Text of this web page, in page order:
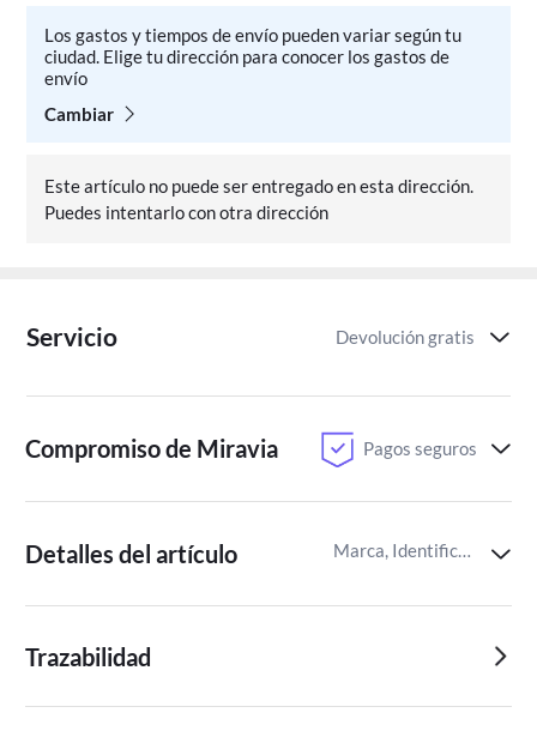
Los gastos y tiempos de envío pueden variar según tu
ciudad. Elige tu dirección para conocer los gastos de
envío
Cambiar
Este artículo no puede ser entregado en esta dirección.
Puedes intentarlo con otra dirección
Servicio Devolución gratis
Compromiso de Miravia Pagos seguros
Detalles del artículo Marca, Identificador del artículo de Miravia
Trazabilidad